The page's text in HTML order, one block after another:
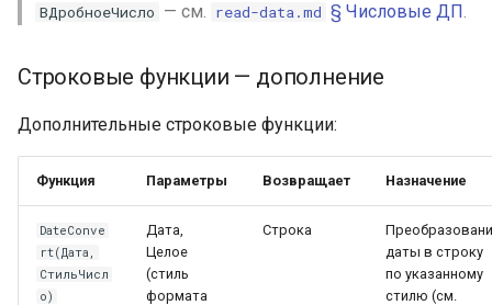
ВДробноеЧисло — см. read-data.md § Числовые ДП.
Строковые функции — дополнение
Дополнительные строковые функции:
Функция Параметры Возвращает Назначение
DateConve
rt(Дата,
СтильЧисл
о)
Дата,
Целое
(стиль
формата
Строка
даты в строку
по указанному
стилю (см.